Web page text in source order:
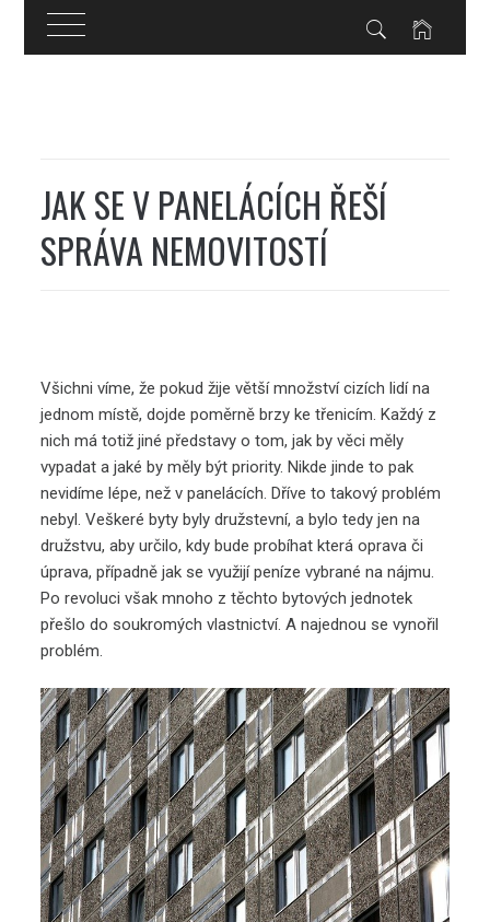
JAK SE V PANELÁCÍCH ŘEŠÍ
SPRÁVA NEMOVITOSTÍ
Všichni víme, že pokud žije větší množství cizích lidí na
jednom místě, dojde poměrně brzy ke třenicím. Každý z
nich má totiž jiné představy o tom, jak by věci měly
vypadat a jaké by měly být priority. Nikde jinde to pak
nevidíme lépe, než v panelácích.Dříve to takový problém
nebyl. Veškeré byty byly družstevní, a bylo tedy jen na
družstvu, aby určilo, kdy bude probíhat která oprava či
úprava, případně jak se využijí peníze vybrané na nájmu.
Po revoluci však mnoho z těchto bytových jednotek
přešlo do soukromých vlastnictví. A najednou se vynořil
problém.